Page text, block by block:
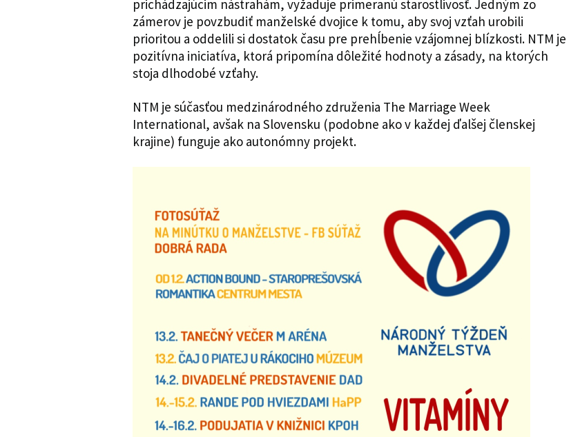
prichádzajúcim nástrahám, vyžaduje primeranú starostlivosť. Jedným zo
zámerov je povzbudiť manželské dvojice k tomu, aby svoj vzťah urobili
prioritou a oddelili si dostatok času pre prehĺbenie vzájomnej blízkosti. NTM je
pozitívna iniciatíva, ktorá pripomína dôležité hodnoty a zásady, na ktorých
stoja dlhodobé vzťahy.
NTM je súčasťou medzinárodného združenia The Marriage Week
International, avšak na Slovensku (podobne ako v každej ďalšej členskej
krajine) funguje ako autonómny projekt.